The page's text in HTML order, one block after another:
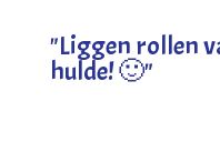
"Liggen rollen
hulde! 🙂"